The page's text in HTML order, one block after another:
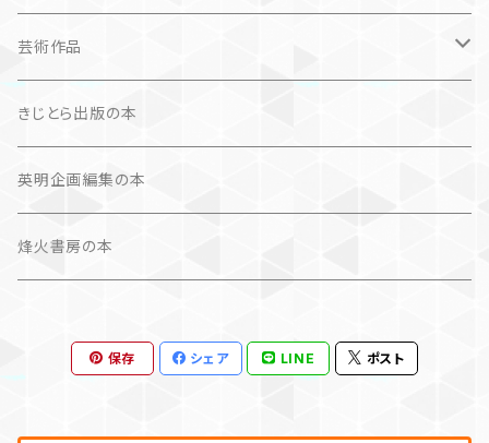
文学（論）
芸術作品
画集
作品集＋エッセイ
カレンダー
写真集
作品集＋エッセイ
作品のみ
きじとら出版の本
英明企画編集の本
烽火書房の本
保存 シェア LINE ポスト